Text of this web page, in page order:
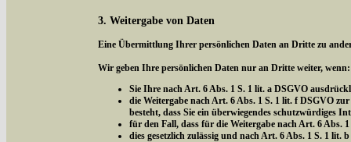
3. Weitergabe von Daten
Eine Übermittlung Ihrer persönlichen Daten an Dritte zu
Wir geben Ihre persönlichen Daten nur an Dritte weiter, wenn:
Sie Ihre nach Art. 6 Abs. 1 S. 1 lit. a DSGVO
die Weitergabe nach Art. 6 Abs. 1 S. 1 lit. f DSGVO
besteht, dass Sie ein überwiegendes schutzwürdiges
für den Fall, dass für die Weitergabe nach Art. 6 Abs.
dies gesetzlich zulässig und nach Art. 6 Abs. 1 S. 1